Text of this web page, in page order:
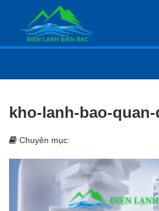
kho-lanh-bao-
Chuyên mục: